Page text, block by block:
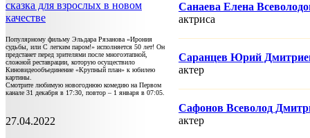
сказка для взрослых в новом
качестве
Популярному фильму Эльдара Рязанова «Ирония
судьбы, или С легким паром!» исполняется 50 лет! Он
предстанет перед зрителями после многоэтапной,
сложной реставрации, которую осуществило
Киновидеообъединение «Крупный план» к юбилею
картины.
Смотрите любимую новогоднюю комедию на Первом
канале 31 декабря в 17:30, повтор – 1 января в 07:05.
27.04.2022
Санаева Елена
актриса
Саранцев Юрий
актер
Сафонов Всеволод
актер